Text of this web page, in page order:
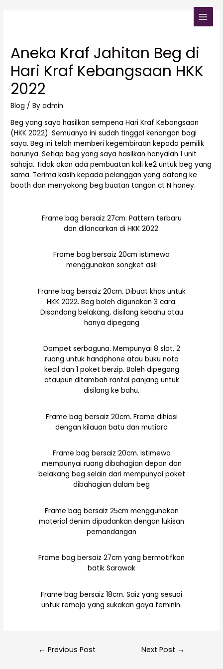
Aneka Kraf Jahitan Beg di
Hari Kraf Kebangsaan HKK
2022
Blog / Byadmin
Beg yang saya hasilkan sempena Hari Kraf Kebangsaan
(HKK 2022). Semuanya ini sudah tinggal kenangan bagi
saya. Beg ini telah memberi kegembiraan kepada pemilik
barunya. Setiap beg yang saya hasilkan hanyalah 1 unit
sahaja. Tidak akan ada pembuatan kali ke2 untuk beg yang
sama. Terima kasih kepada pelanggan yang datang ke
booth dan menyokong beg buatan tangan ct N honey.
Frame bag bersaiz 27cm. Pattern terbaru
dan dilancarkan di HKK 2022.
Frame bag bersaiz 20cm istimewa
menggunakan songket asli
Frame bag bersaiz 20cm. Dibuat khas untuk
HKK 2022. Beg boleh digunakan 3 cara.
Disandang belakang, disilang kebahu atau
hanya dipegang
Dompet serbaguna. Mempunyai 8 slot, 2
ruang untuk handphone atau buku nota
kecil dan 1 poket berzip. Boleh dipegang
ataupun ditambah rantai panjang untuk
disilang ke bahu.
Frame bag bersaiz 20cm. Frame dihiasi
dengan kilauan batu dan mutiara
Frame bag bersaiz 20cm. Istimewa
mempunyai ruang dibahagian depan dan
belakang beg selain dari mempunyai poket
dibahagian dalam beg
Frame bag bersaiz 25cm menggunakan
material denim dipadankan dengan lukisan
pemandangan
Frame bag bersaiz 27cm yang bermotifkan
batik Sarawak
Frame bag bersaiz 18cm. Saiz yang sesuai
untuk remaja yang sukakan gaya feminin.
← Previous Post Next Post →